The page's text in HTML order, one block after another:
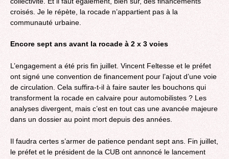
croisés. Je le répète, la rocade n’appartient pas à la
communauté urbaine.
Encore sept ans avant la rocade à 2 x 3 voies
L’engagement a été pris fin juillet. Vincent Feltesse et le préfet
ont signé une convention de financement pour l’ajout d’une voie
de circulation. Cela suffira-t-il à faire sauter les bouchons qui
transforment la rocade en calvaire pour automobilistes ? Les
analyses divergent, mais c’est en tout cas une avancée majeure
dans un dossier au point mort depuis des années.
Il faudra certes s’armer de patience pendant sept ans. Fin juillet,
le préfet et le président de la CUB ont annoncé le lancement